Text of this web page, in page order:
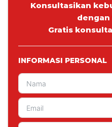
Konsultasikan
dengan
Gratis
INFORMASI PERSONAL